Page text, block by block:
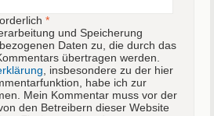
*
und Speicherung
Daten zu, die durch das
übertragen werden.
, insbesondere zu der hier
habe ich zur
Mein Kommentar muss vor der
den Betreibern dieser Website